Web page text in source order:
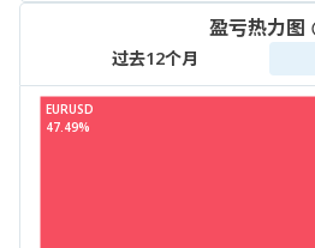
盈亏热力图
过去12个月
EURUSD
47.49%